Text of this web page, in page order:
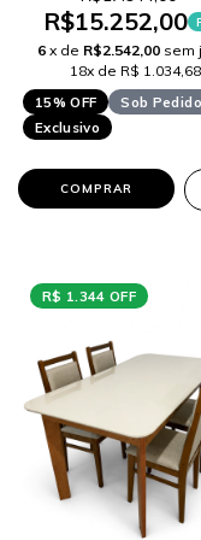
R$15.252,00
6 x de R$2.542,00 sem
18x de R$ 1.034,68
15% OFF
Sob Pedido
Exclusivo
COMPRAR
R$ 1.344 OFF